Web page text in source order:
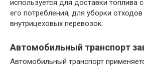
используется для доставки топлива
его потребления, для уборки
внутрицеховых перевозок.
Автомобильный транспорт
Автомобильный транспорт